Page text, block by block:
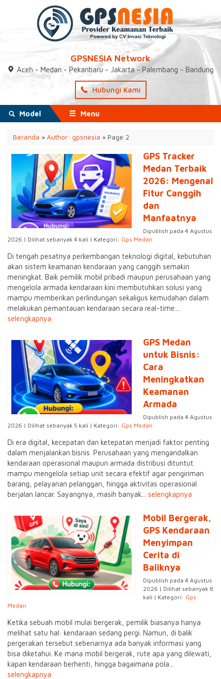
GPSNESIA Network
Aceh - Medan - Pekanbaru - Jakarta - Palembang - Bandung
Hubungi Kami
Model Menu
Beranda » Author: gpsnesia » Page 2
GPS Tracker
Medan Terbaik
2026: Mengenal
Fitur Canggih
dan
Manfaatnya
Dipublish pada 4 Agustus
2026 | Dilihat sebanyak 4 kali | Kategori: Gps Medan
Di tengah pesatnya perkembangan teknologi digital, kebutuhan
akan sistem keamanan kendaraan yang canggih semakin
meningkat. Baik pemilik mobil pribadi maupun perusahaan yang
mengelola armada kendaraan kini membutuhkan solusi yang
mampu memberikan perlindungan sekaligus kemudahan dalam
melakukan pemantauan kendaraan secara real-time....
selengkapnya
GPS Medan
untuk Bisnis:
Cara
Meningkatkan
Keamanan
Armada
Dipublish pada 4 Agustus
2026 | Dilihat sebanyak 5 kali | Kategori: Gps Medan
Di era digital, kecepatan dan ketepatan menjadi faktor penting
dalam menjalankan bisnis. Perusahaan yang mengandalkan
kendaraan operasional maupun armada distribusi dituntut
mampu mengelola setiap unit secara efektif agar pengiriman
barang, pelayanan pelanggan, hingga aktivitas operasional
berjalan lancar. Sayangnya, masih banyak... selengkapnya
Mobil Bergerak,
GPS Kendaraan
Menyimpan
Cerita di
Baliknya
Dipublish pada 4 Agustus
2026 | Dilihat sebanyak 8
kali | Kategori: Gps
Medan
Ketika sebuah mobil mulai bergerak, pemilik biasanya hanya
melihat satu hal: kendaraan sedang pergi. Namun, di balik
pergerakan tersebut sebenarnya ada banyak informasi yang
bisa diketahui. Ke mana mobil bergerak, rute apa yang dilewati,
kapan kendaraan berhenti, hingga bagaimana pola...
selengkapnya